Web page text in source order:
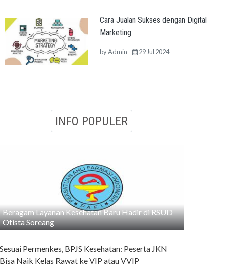
Cara Jualan Sukses dengan Digital
Marketing
byAdmin 29 Jul 2024
INFO POPULER
Beragam Layanan Kesehatan Baru Hadir di RSUD
Otista Soreang
Permenkes, BPJS Kesehatan: Peserta JKN
Naik Kelas Rawat ke VIP atau VVIP